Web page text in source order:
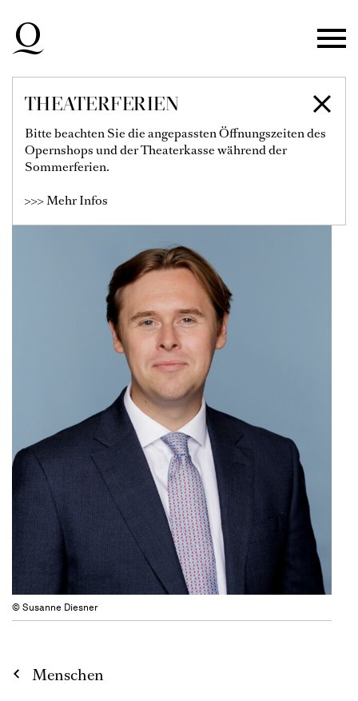
Zur Hauptnavigation springen
Zum Hauptinhalt springen
Zum Footer springen
THEATERFERIEN
Bitte beachten Sie die angepassten Öffnungszeiten des
Opernshops und der Theaterkasse während der
Sommerferien.
>>> Mehr Infos
HENRY ROSS
© Susanne Diesner
Menschen